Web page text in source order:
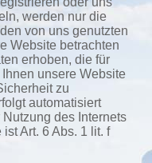
werden nur die
von uns genutzten
Website betrachten
erhoben, die für
unsere Website
zu
automatisiert
des Internets
Art. 6 Abs. 1 lit. f